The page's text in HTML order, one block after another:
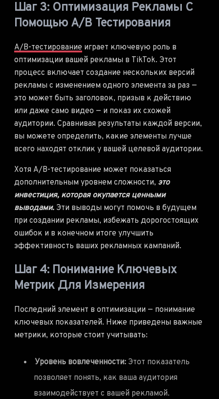
Шаг 3: Оптимизация Рекламы С
Помощью A/B Тестирования
A/B-тестирование играет ключевую роль в
оптимизации вашей рекламы в TikTok. Этот
процесс включает создание нескольких версий
рекламы с изменением одного элемента за раз —
это может быть заголовок, призыв к действию
или даже само видео — и показ их схожей
аудитории. Сравнивая результаты каждой версии,
вы можете определить, какие элементы лучше
всего находят отклик у вашей целевой аудитории.
Хотя A/B-тестирование может показаться
дополнительным уровнем сложности, это
инвестиция, которая окупается ценными
выводами. Эти выводы могут помочь в будущем
при создании рекламы, избежать дорогостоящих
ошибок и в конечном итоге улучшить
эффективность ваших рекламных кампаний.
Шаг 4: Понимание Ключевых
Метрик Для Измерения
Последний элемент в оптимизации — понимание
ключевых показателей. Ниже приведены важные
метрики, которые стоит учитывать:
Уровень вовлеченности: Этот показатель
позволяет понять, как ваша аудитория
взаимодействует с вашей рекламой.